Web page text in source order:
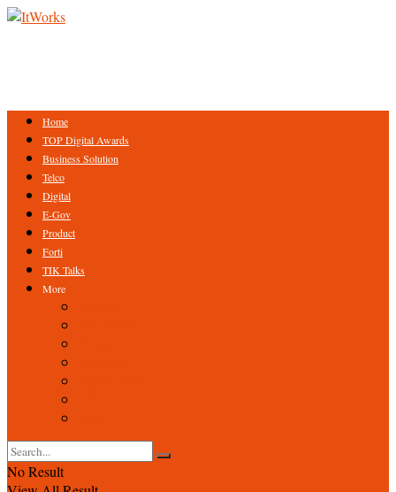
Home
TOP Digital Awards
Business Solution
Telco
Digital
E-Gov
Product
Forti
TIK Talks
More
No Result